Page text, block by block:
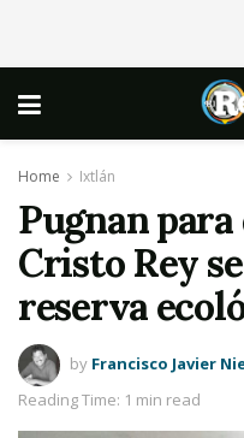
Home Ixtlán
Pugnan
Cristo Rey
reserva
by Francisco Javier
Reading Time: 1 min read